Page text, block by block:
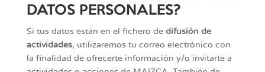
DATOS PERSONALES?
Si tus datos están en el fichero de difusión de
actividades, utilizaremos tu correo electrónico con
la finalidad de ofrecerte información y/o invitarte a